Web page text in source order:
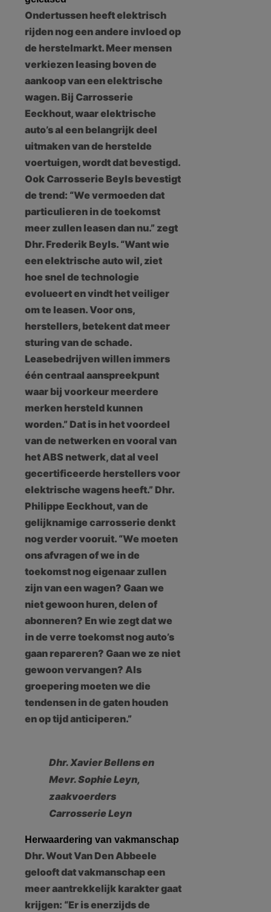
Ondertussen heeft elektrisch
rijden nog een andere invloed op
de herstelmarkt. Meer mensen
verkiezen leasing boven de
aankoop van een elektrische
wagen. Bij Carrosserie
Eeckhout, waar elektrische
auto’s al een belangrijk deel
uitmaken van de herstelde
voertuigen, wordt dat bevestigd.
Ook Carrosserie Beyls bevestigt
de trend: “We vermoeden dat
particulieren in de toekomst
meer zullen leasen dan nu.” zegt
Dhr. Frederik Beyls. “Want wie
een elektrische auto wil, ziet
hoe snel de technologie
evolueert en vindt het veiliger
om te leasen. Voor ons,
herstellers, betekent dat meer
sturing van de schade.
Leasebedrijven willen immers
één centraal aanspreekpunt
waar bij voorkeur meerdere
merken hersteld kunnen
worden.” Dat is in het voordeel
van de netwerken en vooral van
het ABS netwerk, dat al veel
gecertificeerde herstellers voor
elektrische wagens heeft.” Dhr.
Philippe Eeckhout, van de
gelijknamige carrosserie denkt
nog verder vooruit. “We moeten
ons afvragen of we in de
toekomst nog eigenaar zullen
zijn van een wagen? Gaan we
niet gewoon huren, delen of
abonneren? En wie zegt dat we
in de verre toekomst nog auto’s
gaan repareren? Gaan we ze niet
gewoon vervangen? Als
groepering moeten we die
tendensen in de gaten houden
en op tijd anticiperen.”
Dhr. Xavier Bellens en
Mevr. Sophie Leyn,
zaakvoerders
Carrosserie Leyn
Herwaardering van vakmanschap
Dhr. Wout Van Den Abbeele
gelooft dat vakmanschap een
meer aantrekkelijk karakter gaat
krijgen: “Er is enerzijds de